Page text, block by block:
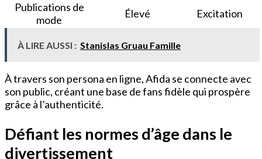
Publications de
mode
Élevé Excitation
À LIRE AUSSI : Stanislas Gruau Famille
À travers son persona en ligne, Afida se connecte avec
son public, créant une base de fans fidèle qui prospère
grâce à l’authenticité.
Défiant les normes d’âge dans le
divertissement